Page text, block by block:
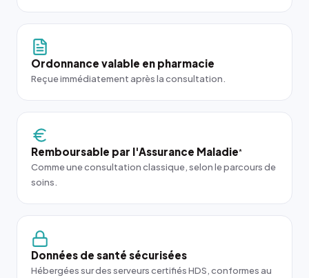
Ordonnance valable en pharmacie
Reçue immédiatement après la consultation.
Remboursable par l'Assurance Maladie*
Comme une consultation classique, selon le parcours de
soins.
Données de santé sécurisées
Hébergées sur des serveurs certifiés HDS, conformes au